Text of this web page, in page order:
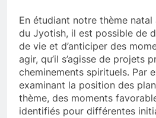
En étudiant notre thème
du Jyotish, il est possible de
de vie et d’anticiper des
agir, qu’il s’agisse de projets
cheminements spirituels. Par
examinant la position des
thème, des moments
identifiés pour différentes